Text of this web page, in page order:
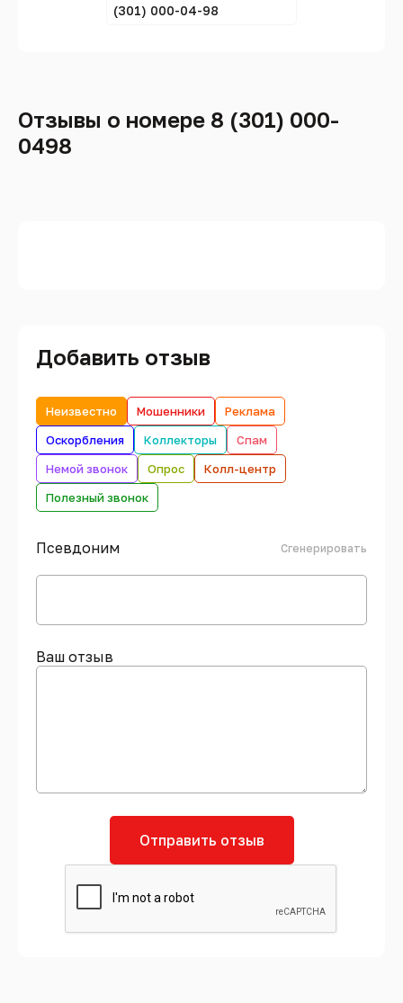
(301) 000-04-98
Отзывы о номере 8 (301) 000-
0498
Добавить отзыв
Неизвестно Мошенники
Реклама
Оскорбления
Коллекторы
Спам
Немой звонок
Опрос
Колл-центр
Полезный звонок
Псевдоним Сгенерировать
Ваш отзыв
Отправить отзыв